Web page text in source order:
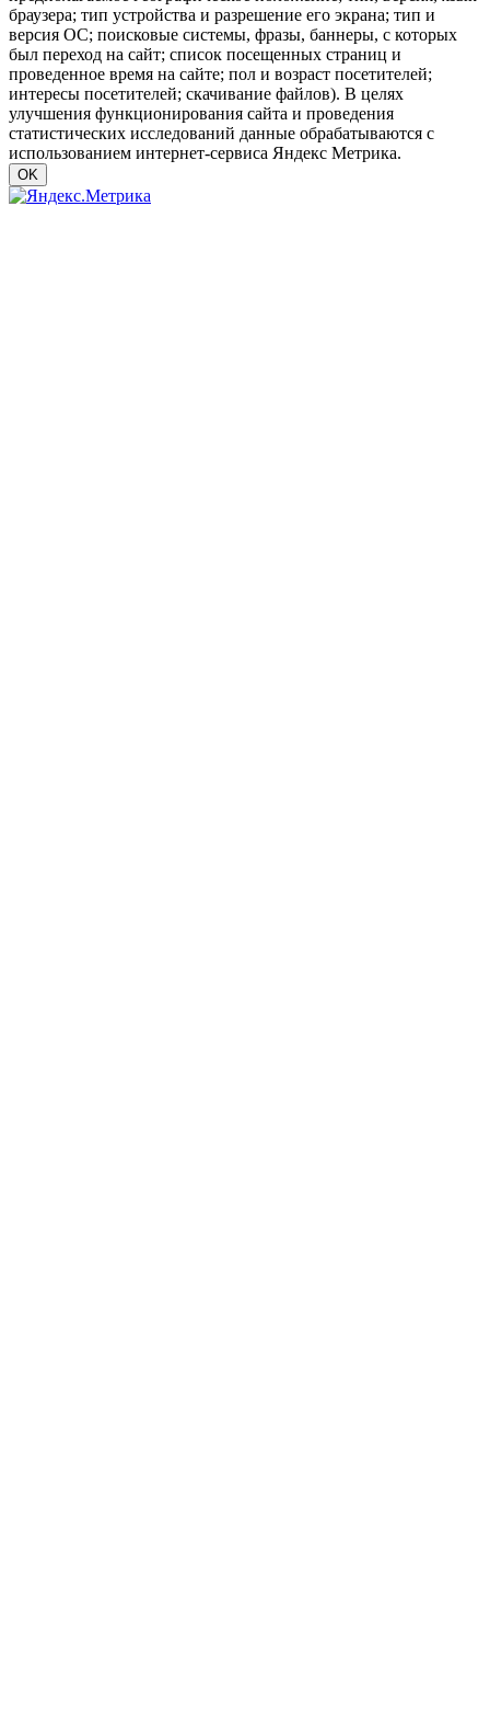
браузера; тип устройства и разрешение его экрана; тип и
версия ОС; поисковые системы, фразы, баннеры, с которых
был переход на сайт; список посещенных страниц и
проведенное время на сайте; пол и возраст посетителей;
интересы посетителей; скачивание файлов). В целях
улучшения функционирования сайта и проведения
статистических исследований данные обрабатываются с
использованием интернет-сервиса Яндекс Метрика.
OK